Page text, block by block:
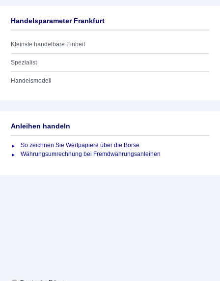
Handelsparameter Frankfurt
Kleinste handelbare Einheit
Spezialist
Handelsmodell
Anleihen handeln
So zeichnen Sie Wertpapiere über die Börse
Währungsumrechnung bei Fremdwährungsanleihen